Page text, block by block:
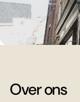
Over ons